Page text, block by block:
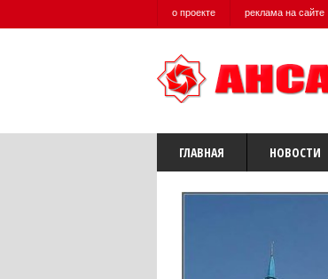
о проекте реклама на сайте
ГЛАВНАЯ НОВОСТИ